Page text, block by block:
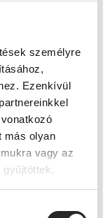
személyre
Ezenkívül
más olyan
vagy az
illetve a
belül
jár el.
szükséges
kapja meg, az
az
az érintettet
az adatátvevő